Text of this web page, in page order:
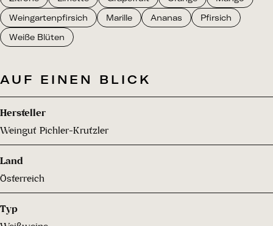
Weingartenpfirsich
Marille Ananas
Pfirsich
Weiße Blüten
AUF EINEN BLICK
Hersteller
Weingut Pichler-Krutzler
Land
Österreich
Typ